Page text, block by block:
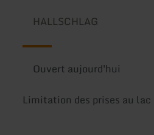
HALLSCHLAG
Ouvert aujourd'hui
Limitation des prises au lac